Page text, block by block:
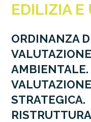
EDILIZIA
ORDINANZA
AMBIENTALE.
STRATEGICA.